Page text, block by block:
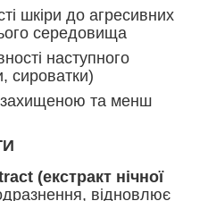
шкіри до агресивних
середовища
наступного
сироватки)
захищеною та менш
(екстракт нічної
відновлює